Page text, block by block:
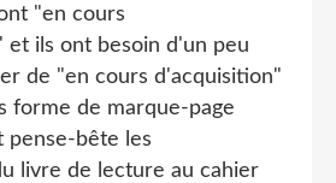
"en cours
et ils ont besoin d'un peu
de "en cours d'acquisition"
forme de marque-page
pense-bête les
livre de lecture au cahier